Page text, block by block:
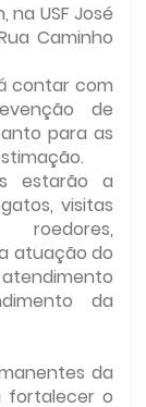
na USF José
Caminho
contar com
de
para as
estarão a
visitas
atuação do
da
da
fortalecer o